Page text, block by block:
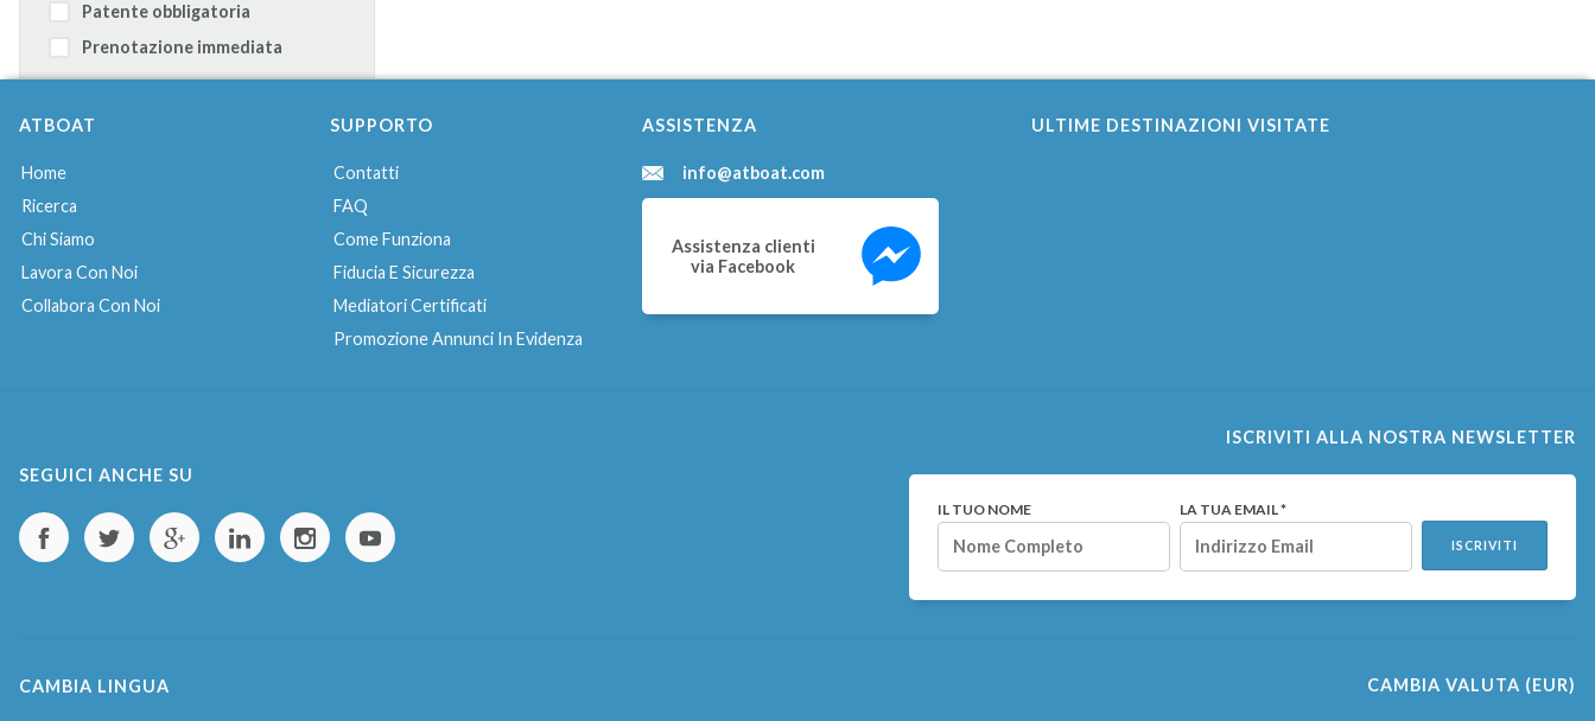
Barca giornaliera
Patente obbligatoria
Prenotazione immediata
ATBOAT
Home
Ricerca
Chi Siamo
Lavora Con Noi
Collabora Con Noi
SUPPORTO
Contatti
FAQ
Come Funziona
Fiducia E Sicurezza
Mediatori Certificati
Promozione Annunci In Evidenza
ASSISTENZA
info@atboat.com
Assistenza clienti
via Facebook
ULTIME DESTINAZIONI VISITATE
SEGUICI ANCHE SU
ISCRIVITI ALLA NOSTRA NEWSLETTER
IL TUO NOME LA TUA EMAIL *
ISCRIVITI
CAMBIA LINGUA CAMBIA VALUTA (EUR)